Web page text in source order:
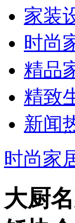
家装
时尚
精品
精致
新闻
时尚家
大厨